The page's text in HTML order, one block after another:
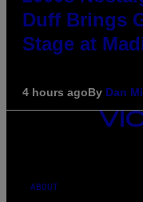
Duff Brings
Stage at
4 hours agoBy Dan
VICE
ABOUT